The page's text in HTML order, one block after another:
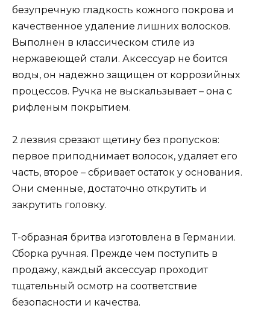
безупречную гладкость кожного покрова и
качественное удаление лишних волосков.
Выполнен в классическом стиле из
нержавеющей стали. Аксессуар не боится
воды, он надежно защищен от коррозийных
процессов. Ручка не выскальзывает – она с
рифленым покрытием.
2 лезвия срезают щетину без пропусков:
первое приподнимает волосок, удаляет его
часть, второе – сбривает остаток у основания.
Они сменные, достаточно открутить и
закрутить головку.
Т-образная бритва изготовлена в Германии.
Сборка ручная. Прежде чем поступить в
продажу, каждый аксессуар проходит
тщательный осмотр на соответствие
безопасности и качества.